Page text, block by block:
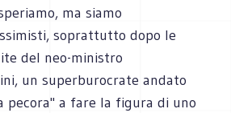
ma siamo
soprattutto dopo le
del neo-ministro
un superburocrate andato
pecora" a fare la figura di uno